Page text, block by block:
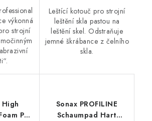
výkonná
strojní
Leštící kotouč pro strojní
leštění skla pastou na
leštění skel. Odstraňuje
jemné škrábance z čelního
skla.
High
Pad
Sonax PROFILINE
Schaumpad Hart